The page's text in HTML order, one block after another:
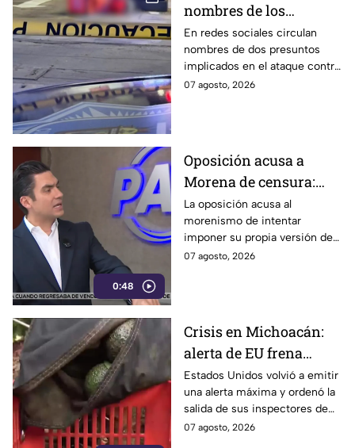
nombres de los
presuntos implicados
en ataque contra César
Gastélum en Culiacán
En redes sociales circulan
nombres de dos presuntos
implicados en el ataque contra
el creador de contenido César
07 agosto, 2026
0:48
Oposición acusa a
Morena de censura:
quiere blindar a la 4T y
convertir a sus
adversarios en villanos
La oposición acusa al
morenismo de intentar
imponer su propia versión de
los hechos mediante la
organizado y al mismo tiempo,
presentar a sus adversarios
como los villanos.
07 agosto, 2026
Crisis en Michoacán:
alerta de EU frena
exportación de
aguacate y el crimen
cobraría 18 mil mdp en
extorsiones
Estados Unidos volvió a emitir
una alerta máxima y ordenó la
salida de sus inspectores de
Michoacán, lo que detuvo
07 agosto, 2026